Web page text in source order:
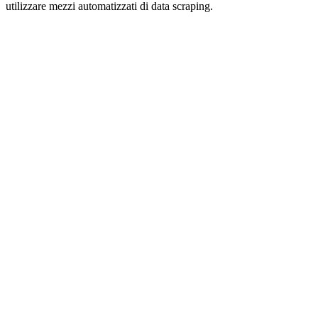
utilizzare mezzi automatizzati di data scraping.